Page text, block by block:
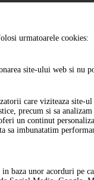
urmatoarele cookies:
site-ului web si nu
care viziteaza site-ul
precum si sa
un continut
sa imbunatatim
baza unor acorduri pe